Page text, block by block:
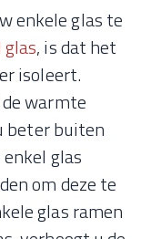
enkele glas te
, is dat het
isoleert.
warmte
beter buiten
glas
om deze te
glas ramen